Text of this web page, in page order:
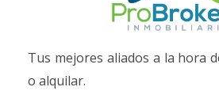
Tus mejores aliados a la hora
o alquilar.